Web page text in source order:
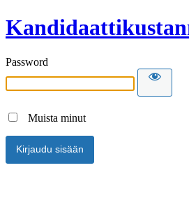
Password
Muista minut